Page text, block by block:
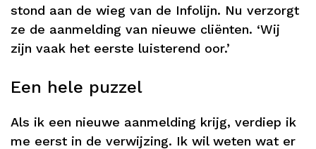
stond aan de wieg van de Infolijn. Nu verzorgt
ze de aanmelding van nieuwe cliënten. ‘Wij
zijn vaak het eerste luisterend oor.’
Een hele puzzel
Als ik een nieuwe aanmelding krijg, verdiep ik
me eerst in de verwijzing. Ik wil weten wat er